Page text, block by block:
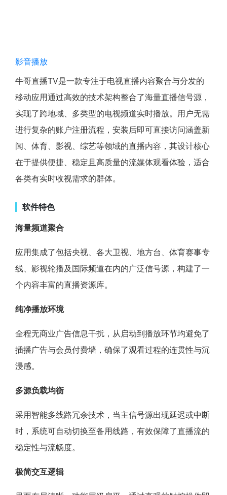
影音播放
牛哥直播TV是一款专注于电视直播内容聚合与分发的
移动应用通过高效的技术架构整合了海量直播信号源，
实现了跨地域、多类型的电视频道实时播放。用户无需
进行复杂的账户注册流程，安装后即可直接访问涵盖新
闻、体育、影视、综艺等领域的直播内容，其设计核心
在于提供便捷、稳定且高质量的流媒体观看体验，适合
各类有实时收视需求的群体。
软件特色
海量频道聚合
应用集成了包括央视、各大卫视、地方台、体育赛事专
线、影视轮播及国际频道在内的广泛信号源，构建了一
个内容丰富的直播资源库。
纯净播放环境
全程无商业广告信息干扰，从启动到播放环节均避免了
插播广告与会员付费墙，确保了观看过程的连贯性与沉
浸感。
多源负载均衡
采用智能多线路冗余技术，当主信号源出现延迟或中断
时，系统可自动切换至备用线路，有效保障了直播流的
稳定性与流畅度。
极简交互逻辑